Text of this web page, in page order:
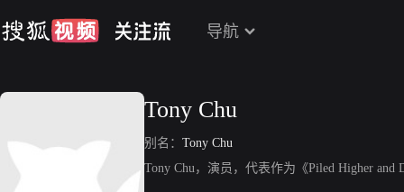
导航
Tony Chu
别名： Tony Chu
Tony Chu，演员，代表作为《Piled Higher and